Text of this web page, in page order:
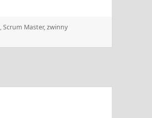
,Scrum Master,zwinny